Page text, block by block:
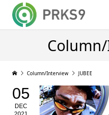
Column/Interview JUBEE
05
DEC